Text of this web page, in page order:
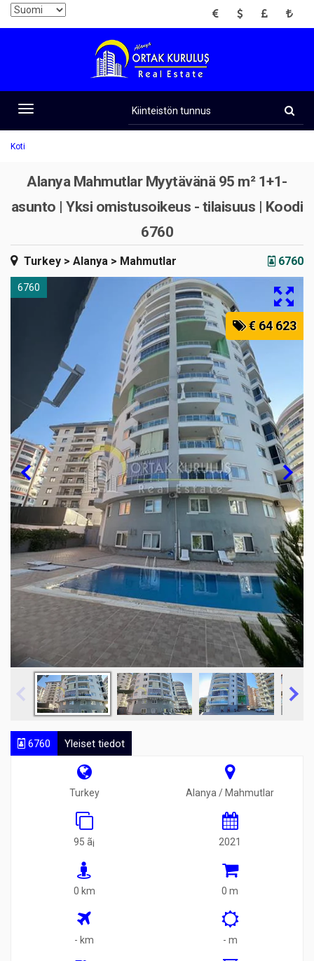
EUR USD GBP TRY
Toggle
navigation
tunnus
Koti
Alanya Mahmutlar Myytävänä 95 m² 1+1-
asunto | Yksi omistusoikeus - tilaisuus | Koodi
6760
Turkey > Alanya > Mahmutlar 6760
6760
€ 64 623
6760 Yleiset tiedot
Turkey Alanya / Mahmutlar
95 ã¡ 2021
0 km 0 m
- km - m